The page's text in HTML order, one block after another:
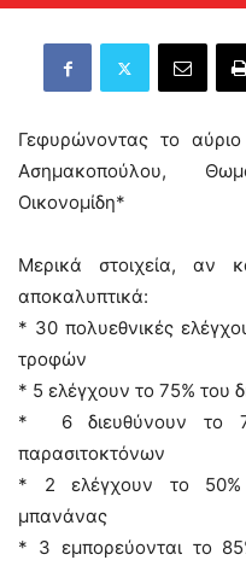
Γεφυρώνοντας το
Ασημακοπούλου,
Οικονομίδη*
Μερικά στοιχεία, αν
αποκαλυπτικά:
* 30 πολυεθνικές
τροφών
* 5 ελέγχουν το 75% του
* 6 διευθύνουν το
παρασιτοκτόνων
* 2 ελέγχουν το 50%
μπανάνας
* 3 εμπορεύονται το